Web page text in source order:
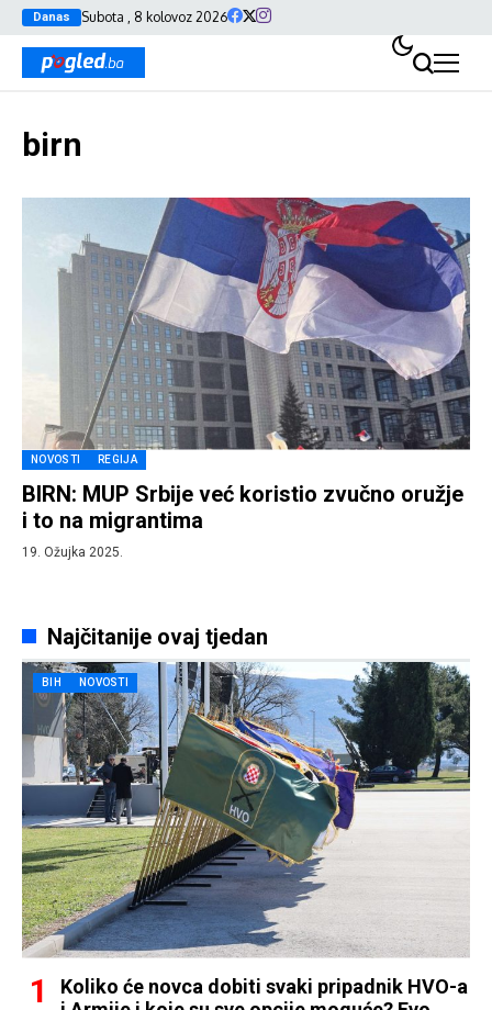
Danas Subota , 8 kolovoz 2026
birn
NOVOSTI REGIJA
BIRN: MUP Srbije već koristio zvučno oružje
i to na migrantima
19. Ožujka 2025.
Najčitanije ovaj tjedan
BIH NOVOSTI
Koliko će novca dobiti svaki pripadnik HVO-a